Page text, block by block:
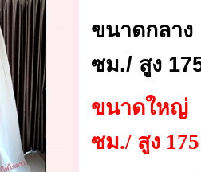
ขนาดกลาง
ซม./ สูง
ขนาดใหญ่
ซม./ สูง